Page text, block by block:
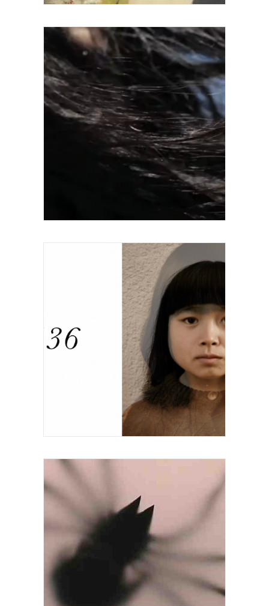
Série Place-Names Vidéo sonore Durée 3
Vidéo sonore Durée 3 minutes 2008